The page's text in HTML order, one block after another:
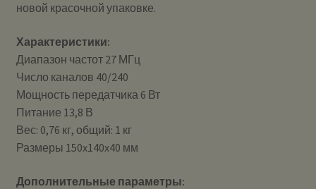
новой красочной упаковке.
Характеристики:
Диапазон частот 27 МГц
Число каналов 40/240
Мощность передатчика 6 Вт
Питание 13,8 В
Вес: 0,76 кг, общий: 1 кг
Размеры 150x140x40 мм
Дополнительные параметры: